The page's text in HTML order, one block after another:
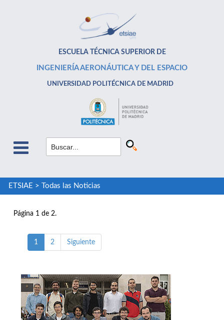
ESCUELA TÉCNICA SUPERIOR DE
INGENIERÍA AERONÁUTICA Y DEL ESPACIO
UNIVERSIDAD POLITÉCNICA DE MADRID
ETSIAE > Todas las Noticias
Página 1 de 2.
1 2 Siguiente